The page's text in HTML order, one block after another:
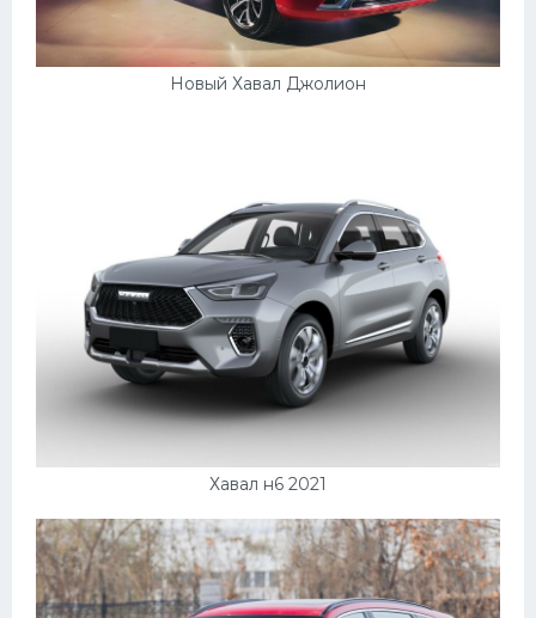
Новый Хавал Джолион
Хавал н6 2021
Самолеты
Шкода
Вертолеты
Самокаты
Прогулочные суда
Хендай